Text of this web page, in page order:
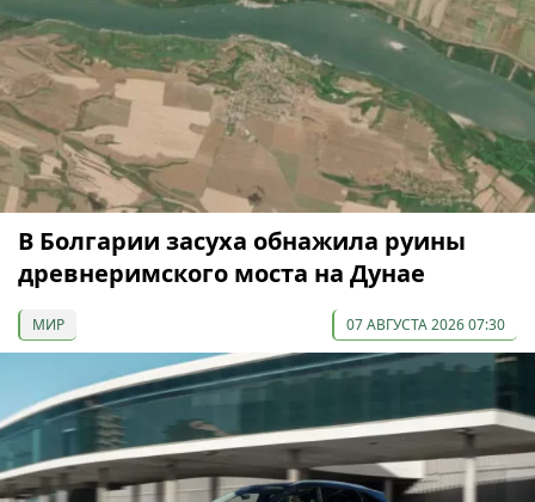
В Болгарии засуха обнажила руины
древнеримского моста на Дунае
МИР 07 АВГУСТА 2026 07:30